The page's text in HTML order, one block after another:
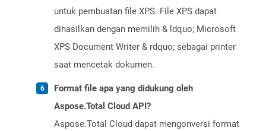
untuk pembuatan file XPS. File XPS dapat
dihasilkan dengan memilih & ldquo; Microsoft
XPS Document Writer & rdquo; sebagai printer
saat mencetak dokumen.
Format file apa yang didukung oleh
Aspose.Total Cloud API?
Aspose.Total Cloud dapat mengonversi format